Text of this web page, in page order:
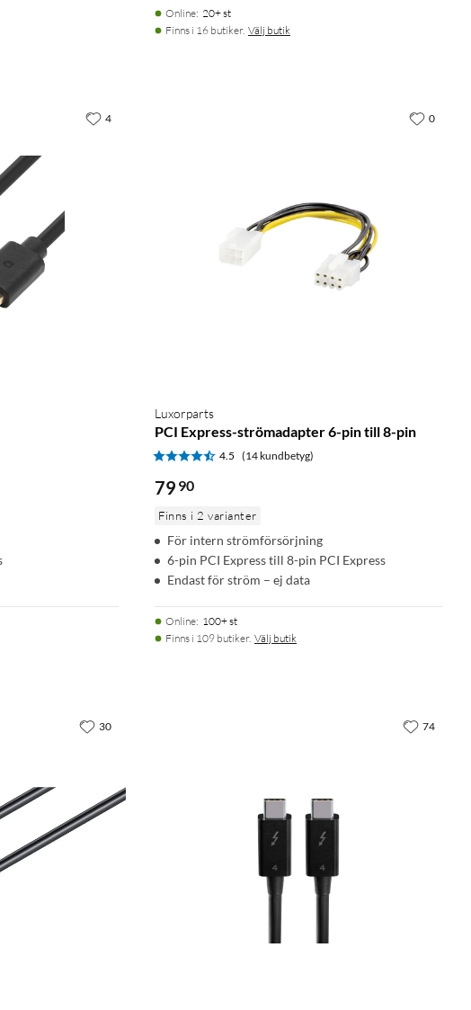
Online: 20+ st
Finns i 16 butiker. Välj butik
4
Luxorparts
PCI Express-strömadapter 6-pin till 8-pin
4.5 (14 kundbetyg)
79 90
Finns i 2 varianter
För intern strömförsörjning
6-pin PCI Express till 8-pin PCI Express
Endast för ström – ej data
Online: 100+ st
Finns i 109 butiker. Välj butik
0
30 74